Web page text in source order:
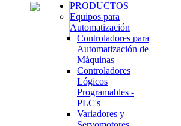
PRODUCTOS
Equipos para
Automatización
Controladores para
Automatización de
Máquinas
Controladores
Lógicos
Programables -
PLC's
Variadores y